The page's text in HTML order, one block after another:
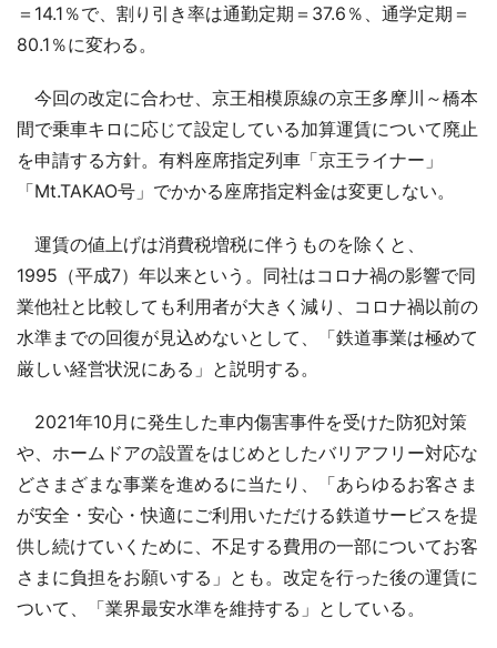
＝14.1％で、割り引き率は通勤定期＝37.6％、通学定期＝
80.1％に変わる。
今回の改定に合わせ、京王相模原線の京王多摩川～橋本
間で乗車キロに応じて設定している加算運賃について廃止
を申請する方針。有料座席指定列車「京王ライナー」
「Mt.TAKAO号」でかかる座席指定料金は変更しない。
運賃の値上げは消費税増税に伴うものを除くと、
1995（平成7）年以来という。同社はコロナ禍の影響で同
業他社と比較しても利用者が大きく減り、コロナ禍以前の
水準までの回復が見込めないとして、「鉄道事業は極めて
厳しい経営状況にある」と説明する。
2021年10月に発生した車内傷害事件を受けた防犯対策
や、ホームドアの設置をはじめとしたバリアフリー対応な
どさまざまな事業を進めるに当たり、「あらゆるお客さま
が安全・安心・快適にご利用いただける鉄道サービスを提
供し続けていくために、不足する費用の一部についてお客
さまに負担をお願いする」とも。改定を行った後の運賃に
ついて、「業界最安水準を維持する」としている。